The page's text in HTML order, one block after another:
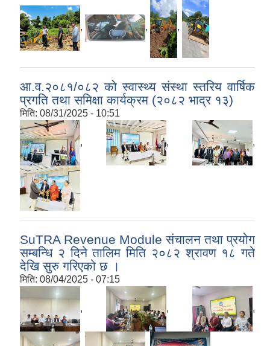
, , ,
आ.व.२०८१/०८२ को स्वास्थ्य संस्था स्तरिय वार्षिक
प्रगति तथा समिक्षा कार्यक्रम (२०८२ भाद्र १३)
मिति: 08/31/2025 - 10:51
, , ,
SuTRA Revenue Module संचालन तथा प्रयोग
सम्बन्धि २ दिने तालिम मिति २०८२ श्रावण १८ गते
देखि सुरु गरिएको छ ।
मिति: 08/04/2025 - 07:15
, , ,